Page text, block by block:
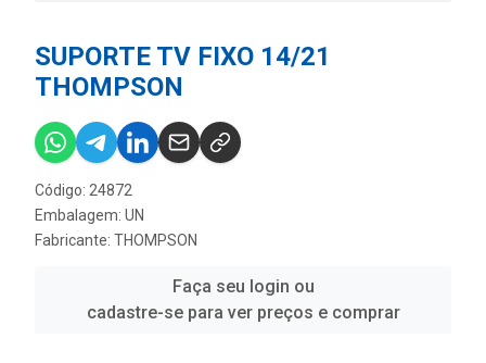
SUPORTE TV FIXO 14/21
THOMPSON
Código: 24872
Embalagem: UN
Fabricante: THOMPSON
Faça seu login ou
cadastre-se para ver preços e comprar